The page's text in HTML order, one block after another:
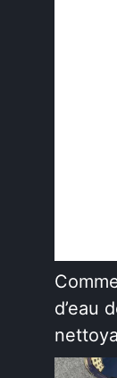
d’eau